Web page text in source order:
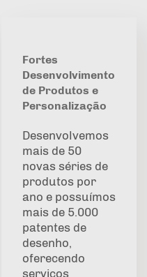
Fortes
Desenvolvimento
de Produtos e
Personalização
Desenvolvemos
mais de 50
novas séries de
produtos por
ano e possuímos
mais de 5.000
patentes de
desenho,
oferecendo
serviços